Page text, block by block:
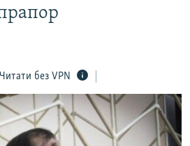
Читати без VPN